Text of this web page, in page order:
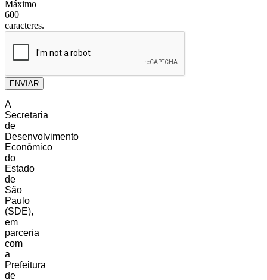
Máximo
600
caracteres.
ENVIAR
A
Secretaria
de
Desenvolvimento
Econômico
do
Estado
de
São
Paulo
(SDE),
em
parceria
com
a
Prefeitura
de